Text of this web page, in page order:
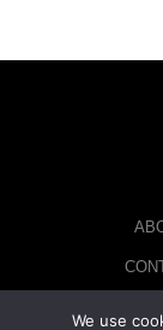
We use